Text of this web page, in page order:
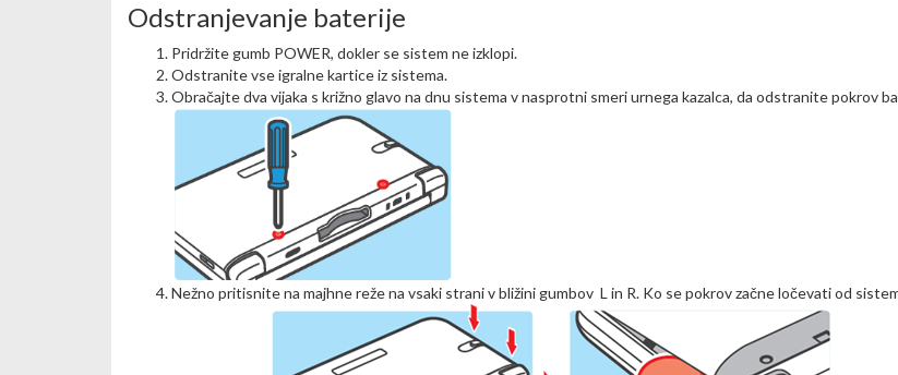
Odstranjevanje baterije
Pridržite gumb POWER, dokler se sistem ne izklopi.
Odstranite vse igralne kartice iz sistema.
Obračajte dva vijaka s križno glavo na dnu sistema v nasprotni smeri urnega kazalca, da odstranite pokrov
Nežno pritisnite na majhne reže na vsaki strani v bližini gumbov L in R. Ko se pokrov začne ločevati od